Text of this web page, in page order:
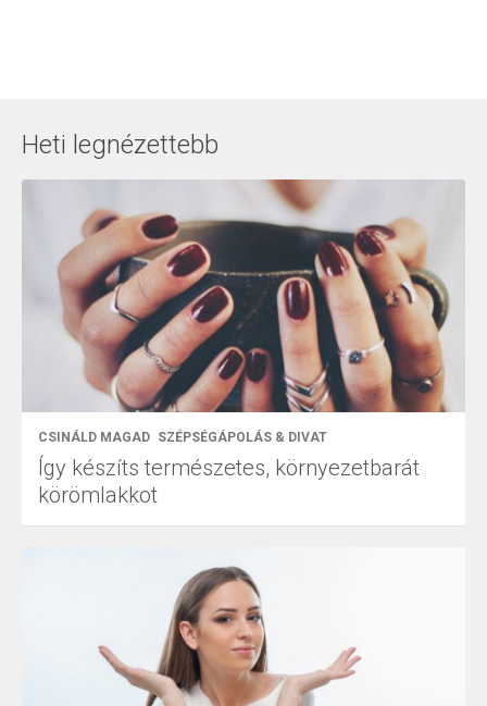
Heti legnézettebb
CSINÁLD MAGAD SZÉPSÉGÁPOLÁS & DIVAT
Így készíts természetes, környezetbarát
körömlakkot